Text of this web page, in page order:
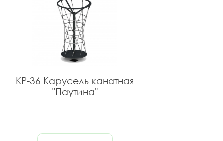
КР-36 Карусель канатная
"Паутина"